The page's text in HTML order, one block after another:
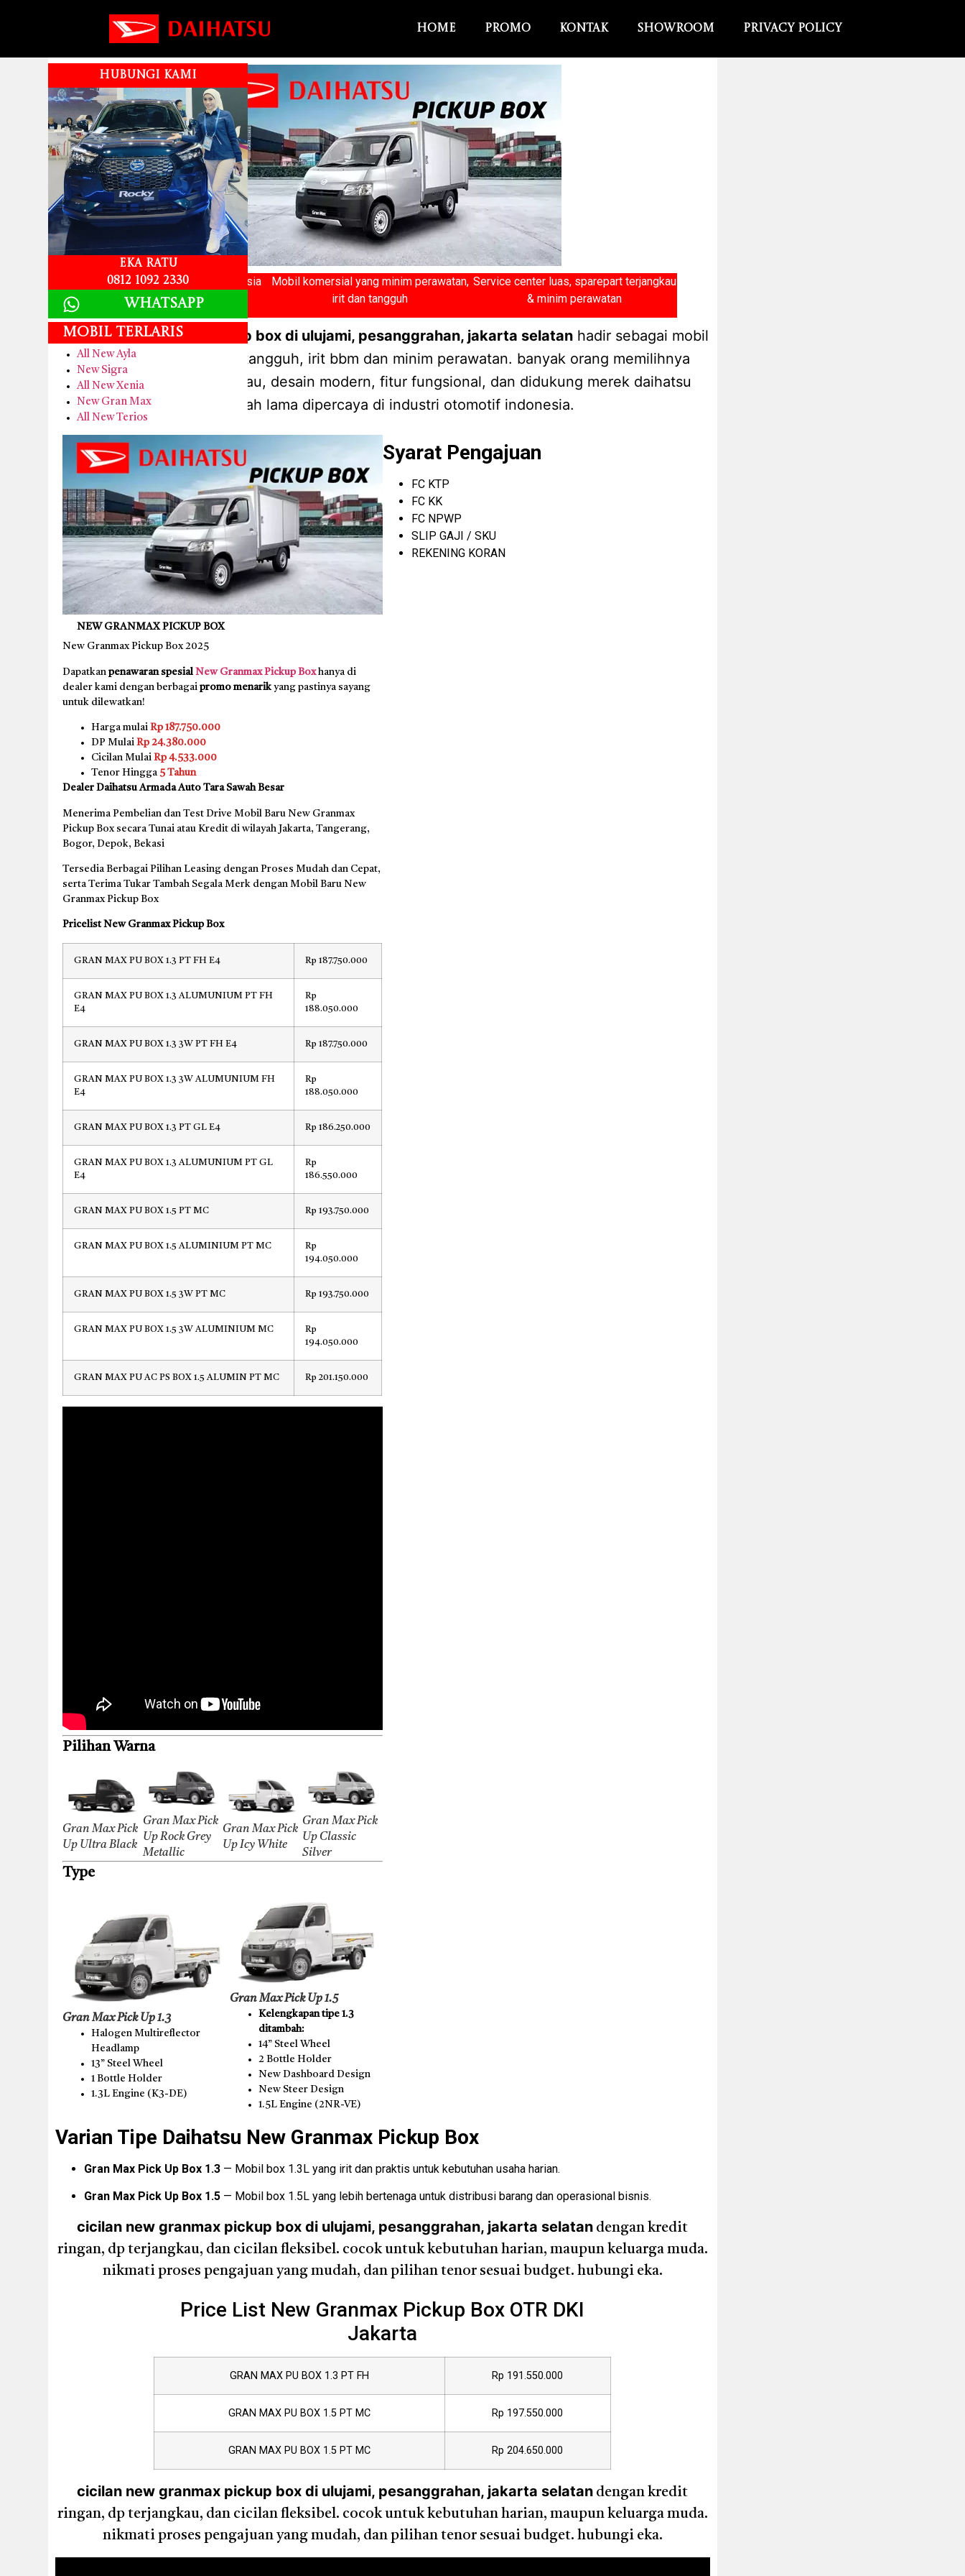
Home Promo Kontak Showroom Privacy Policy
Merek mobil Terlaris ke 2 di Indonesia
Mobil komersial yang minim perawatan,
irit dan tangguh
Service center luas, sparepart terjangkau
& minim perawatan
cicilan new granmax pickup box di ulujami, pesanggrahan, jakarta selatanhadir sebagai mobil
komersial daihatsu yang tangguh, irit bbm dan minim perawatan. banyak orang memilihnya
karena harganya terjangkau, desain modern, fitur fungsional, dan didukung merek daihatsu
yang telah lama dipercaya di industri otomotif indonesia.
NEW GRANMAX PICKUP BOX
New Granmax Pickup Box 2025
Dapatkanpenawaran spesial New Granmax Pickup Boxhanya di
dealer kami dengan berbagaipromo menarik yang pastinya sayang
untuk dilewatkan!
Harga mulaiRp 187.750.000
DP MulaiRp 24.380.000
Cicilan MulaiRp 4.533.000
Tenor Hingga 5 Tahun
Dealer Daihatsu Armada Auto Tara Sawah Besar
Menerima Pembelian dan Test Drive Mobil Baru New Granmax
Pickup Box secara Tunai atau Kredit di wilayah Jakarta, Tangerang,
Bogor, Depok, Bekasi
Tersedia Berbagai Pilihan Leasing dengan Proses Mudah dan Cepat,
serta Terima Tukar Tambah Segala Merk dengan Mobil Baru New
Granmax Pickup Box
Pricelist New Granmax Pickup Box
GRAN MAX PU BOX 1.3 PT FH E4 Rp 187.750.000
GRAN MAX PU BOX 1.3 ALUMUNIUM PT FH
E4
Rp
188.050.000
GRAN MAX PU BOX 1.3 3W PT FH E4 Rp 187.750.000
GRAN MAX PU BOX 1.3 3W ALUMUNIUM FH
E4
Rp
188.050.000
GRAN MAX PU BOX 1.3 PT GL E4 Rp 186.250.000
GRAN MAX PU BOX 1.3 ALUMUNIUM PT GL
E4
Rp
186.550.000
GRAN MAX PU BOX 1.5 PT MC Rp 193.750.000
GRAN MAX PU BOX 1.5 ALUMINIUM PT MC
Rp
194.050.000
GRAN MAX PU BOX 1.5 3W PT MC Rp 193.750.000
GRAN MAX PU BOX 1.5 3W ALUMINIUM MC
Rp
194.050.000
GRAN MAX PU AC PS BOX 1.5 ALUMIN PT MC Rp 201.150.000
Pilihan Warna
Gran Max Pick
Up Ultra Black
Gran Max Pick
Up Rock Grey
Metallic
Gran Max Pick
Up Icy White
Gran Max Pick
Up Classic
Silver
Type
Gran Max Pick Up 1.3
Halogen Multireflector
Headlamp
13” Steel Wheel
1 Bottle Holder
1.3L Engine (K3-DE)
Gran Max Pick Up 1.5
Kelengkapan tipe 1.3
ditambah:
14” Steel Wheel
2 Bottle Holder
New Dashboard Design
New Steer Design
1.5L Engine (2NR-VE)
Syarat Pengajuan
FC KTP
FC KK
FC NPWP
SLIP GAJI / SKU
REKENING KORAN
Varian Tipe Daihatsu New Granmax Pickup Box
Gran Max Pick Up Box 1.3 — Mobil box 1.3L yang irit dan praktis untuk kebutuhan usaha harian.
Gran Max Pick Up Box 1.5 — Mobil box 1.5L yang lebih bertenaga untuk distribusi barang dan operasional bisnis.
cicilan new granmax pickup box di ulujami, pesanggrahan, jakarta selatan dengan kredit
ringan, dp terjangkau, dan cicilan fleksibel. cocok untuk kebutuhan harian, maupun keluarga muda.
nikmati proses pengajuan yang mudah, dan pilihan tenor sesuai budget. hubungi eka.
Price List New Granmax Pickup Box OTR DKI
Jakarta
GRAN MAX PU BOX 1.3 PT FH Rp 191.550.000
GRAN MAX PU BOX 1.5 PT MC Rp 197.550.000
GRAN MAX PU BOX 1.5 PT MC Rp 204.650.000
cicilan new granmax pickup box di ulujami, pesanggrahan, jakarta selatan dengan kredit
ringan, dp terjangkau, dan cicilan fleksibel. cocok untuk kebutuhan harian, maupun keluarga muda.
nikmati proses pengajuan yang mudah, dan pilihan tenor sesuai budget. hubungi eka.
HUBUNGI KAMI
Eka Ratu
0812 1092 2330
Whatsapp
Mobil Terlaris
All New Ayla
New Sigra
All New Xenia
New Gran Max
All New Terios